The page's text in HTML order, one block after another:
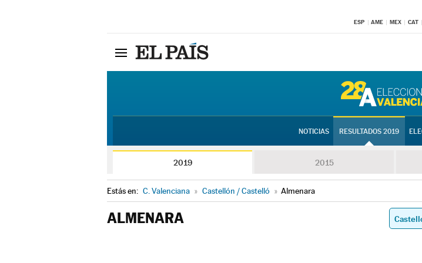
ESP AME MEX CAT
NOTICIAS RESULTADOS 2019
2019 2015
Estás en: C. Valenciana » Castellón / Castelló » Almenara
ALMENARA